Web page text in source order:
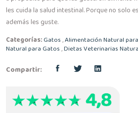
les cuida la salud intestinal. Porque no solo
además les guste.
Categorías:Gatos,Alimentación Natural
Natural para Gatos,Dietas Veterinarias
Compartir: